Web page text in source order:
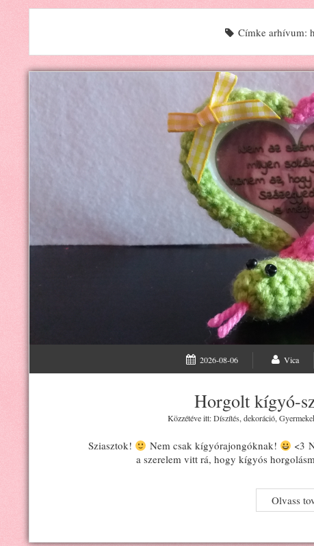
Címke arhívum:
2026-08-06 Vica
Horgolt kígyó-
Közzétéve itt:Díszítés, dekoráció,
Sziasztok! Nem csak kígyórajongóknak!
<3
a szerelem vitt rá, hogy kígyós
Olvass